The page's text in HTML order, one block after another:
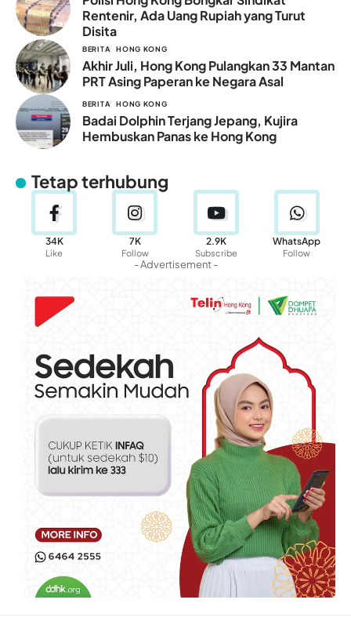
Rentenir, Ada Uang Rupiah yang Turut
Disita
BERITA HONG KONG
Akhir Juli, Hong Kong Pulangkan 33 Mantan
PRT Asing Paperan ke Negara Asal
BERITA HONG KONG
Badai Dolphin Terjang Jepang, Kujira
Hembuskan Panas ke Hong Kong
Tetap terhubung
34K
Like
7K
Follow
2.9K
Subscribe
WhatsApp
Follow
- Advertisement -